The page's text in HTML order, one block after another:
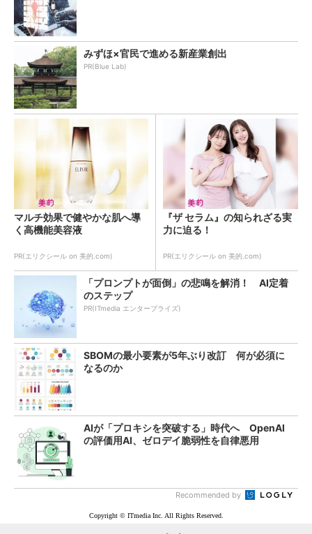
みずほ×官民で進める新産業創出
PR(Blue Lab)
マルチ効果で健やかな肌へ導
く高機能美容液
PR(エリクシール on 美的.com)
『ザ セラム』の知られざる実
力に迫る！
PR(エリクシール on 美的.com)
「プロンプトが面倒」の悲鳴を解消！ AI定着
のステップ
PR(ITmedia エンタープライズ)
SBOMの最小要素が5年ぶり改訂 何が必須に
なるのか
AIが「プロキシを突破する」時代へ OpenAI
の評価用AI、ゼロデイ脆弱性を自律悪用
Recommended by
Copyright © ITmedia Inc. All Rights Reserved.